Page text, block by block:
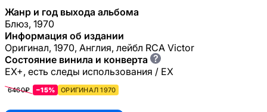
Жанр и год выхода альбома
Блюз, 1970
Информация об издании
Оригинал, 1970, Англия, лейбл RCA Victor
Состояние винила и конверта ?
EX+, есть следы использования / EX
6460₽ −15% ОРИГИНАЛ 1970